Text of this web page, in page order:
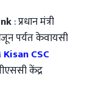
: प्रधान मंत्री
पर्यत केवायसी
Kisan CSC
केंद्र